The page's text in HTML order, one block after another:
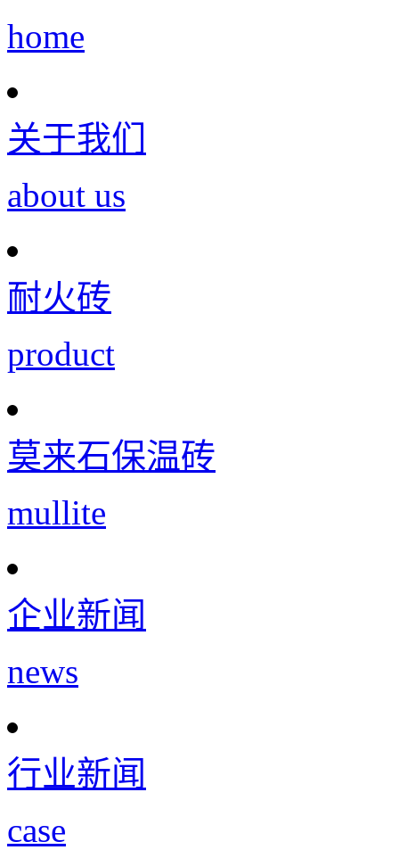
home
关于我们
about us
耐火砖
product
莫来石保温砖
mullite
企业新闻
news
行业新闻
case